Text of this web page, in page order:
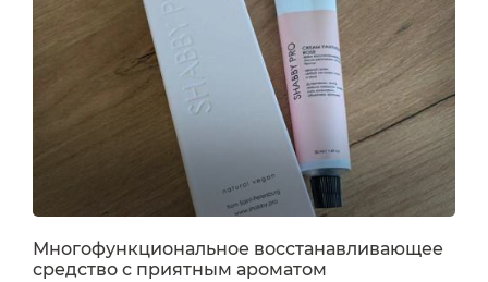
можно обмазаться с ног до головы. Он не для
особого, а скорее для базового ухода. И тем не
Многофункциональное восстанавливающее
средство с приятным ароматом